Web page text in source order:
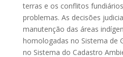
terras e os conflitos
problemas. As decisões
manutenção das áreas
homologadas no Sistema de
no Sistema do Cadastro